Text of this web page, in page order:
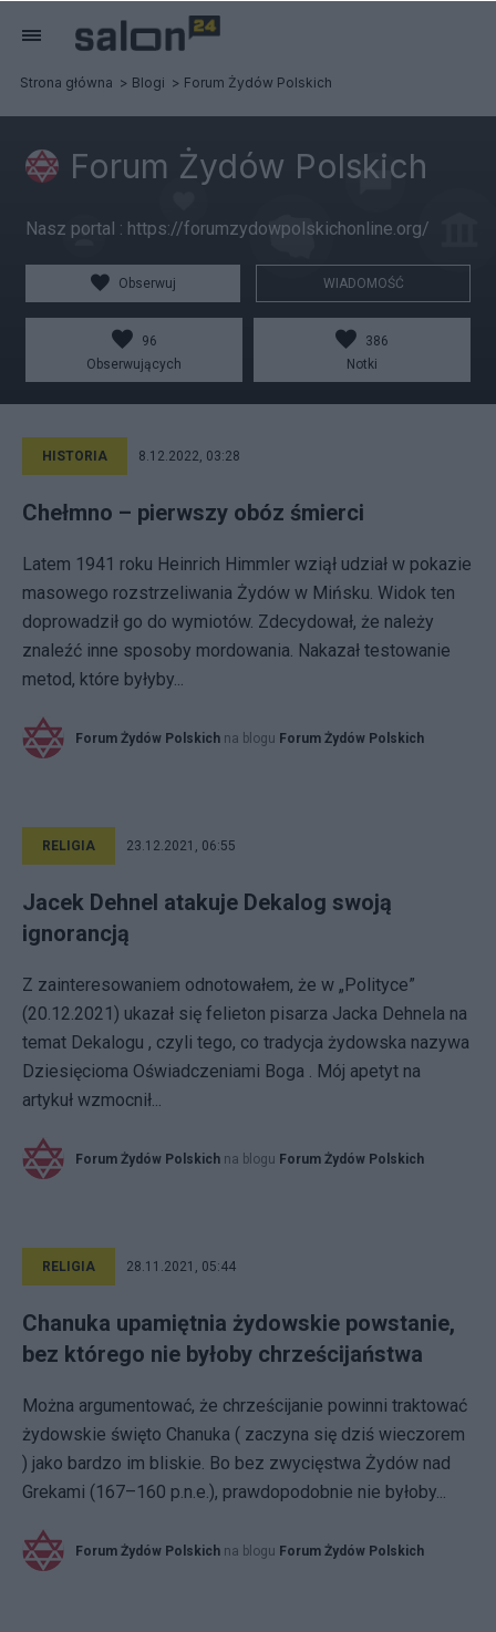
Strona główna Blogi Forum Żydów Polskich
Forum Żydów Polskich
Nasz portal : https://forumzydowpolskichonline.org/
Obserwuj WIADOMOŚĆ
96
Obserwujących
386
Notki
HISTORIA 8.12.2022, 03:28
Chełmno – pierwszy obóz śmierci
Latem 1941 roku Heinrich Himmler wziął udział w pokazie
masowego rozstrzeliwania Żydów w Mińsku. Widok ten
doprowadził go do wymiotów. Zdecydował, że należy
znaleźć inne sposoby mordowania. Nakazał testowanie
metod, które byłyby...
Forum Żydów Polskich na blogu Forum Żydów Polskich
RELIGIA 23.12.2021, 06:55
Jacek Dehnel atakuje Dekalog swoją
ignorancją
Z zainteresowaniem odnotowałem, że w „Polityce”
(20.12.2021) ukazał się felieton pisarza Jacka Dehnela na
temat Dekalogu , czyli tego, co tradycja żydowska nazywa
Dziesięcioma Oświadczeniami Boga . Mój apetyt na
artykuł wzmocnił...
Forum Żydów Polskich na blogu Forum Żydów Polskich
RELIGIA 28.11.2021, 05:44
Chanuka upamiętnia żydowskie powstanie,
bez którego nie byłoby chrześcijaństwa
Można argumentować, że chrześcijanie powinni traktować
żydowskie święto Chanuka ( zaczyna się dziś wieczorem
) jako bardzo im bliskie. Bo bez zwycięstwa Żydów nad
Grekami (167–160 p.n.e.), prawdopodobnie nie byłoby...
Forum Żydów Polskich na blogu Forum Żydów Polskich